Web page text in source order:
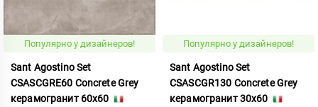
Популярно у дизайнеров!
Sant Agostino Set
CSASCGRE60 Concrete Grey
керамогранит 60x60
Популярно у дизайнеров!
Sant Agostino Set
CSASCGR130 Concrete Grey
керамогранит 30x60